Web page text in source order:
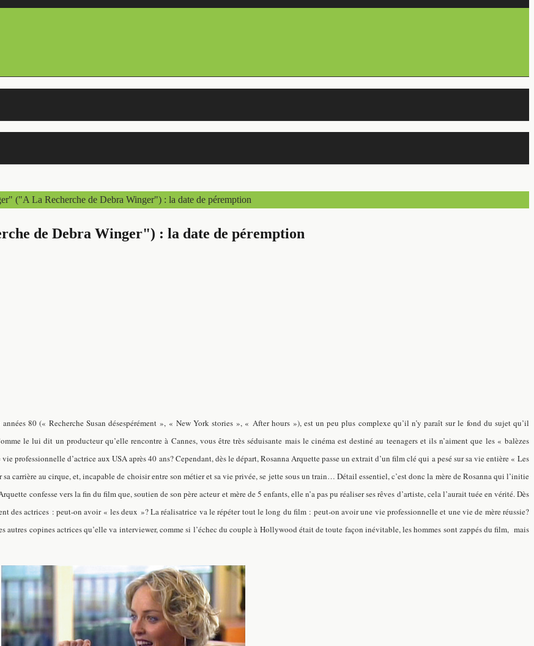
("A La Recherche de Debra Winger") : la date de péremption
de Debra Winger") : la date de péremption
80 (« Recherche Susan désespérément », « New York stories », « After hours »), est un peu plus complexe qu’il n’y paraît sur le fond du sujet qu’il
le lui dit un producteur qu’elle rencontre à Cannes, vous être très séduisante mais le cinéma est destiné au teenagers et ils n’aiment que les « balèzes
d’actrice aux USA après 40 ans? Cependant, dès le départ, Rosanna Arquette passe un extrait d’un film clé qui a pesé sur sa vie entière « Les
carrière au cirque, et, incapable de choisir entre son métier et sa vie privée, se jette sous un train… Détail essentiel, c’est donc la mère de Rosanna qui l’initie
confesse vers la fin du film que, soutien de son père acteur et mère de 5 enfants, elle n’a pas pu réaliser ses rêves d’artiste, cela l’aurait tuée en vérité. Dès
des actrices : peut-on avoir « les deux »? La réalisatrice va le répéter tout le long du film : peut-on avoir une vie professionnelle et une vie de mère réussie?
autres copines actrices qu’elle va interviewer,comme si l’échec du couple à Hollywood était de toute façon inévitable,les hommes sont zappés du film, mais